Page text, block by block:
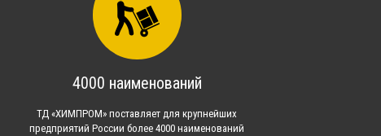
4000 наименований
ТД «ХИМПРОМ» поставляет для крупнейших
предприятий России более 4000 наименований